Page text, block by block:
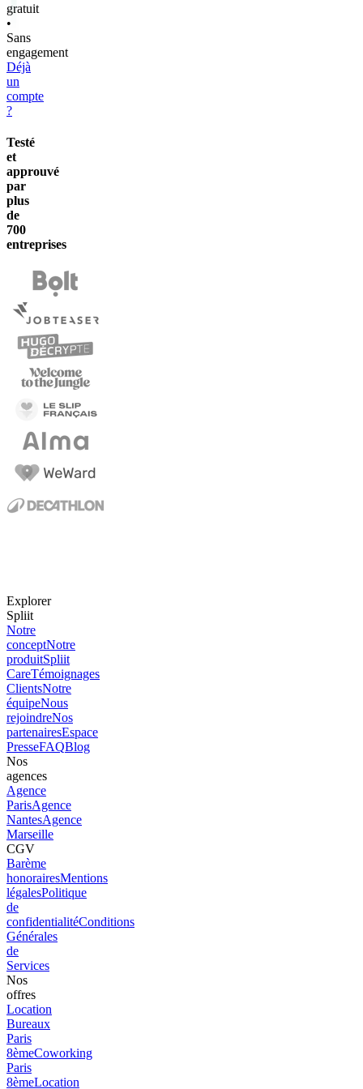
gratuit
•
️Sans
engagement
Déjà
un
compte
?
Testé
et
approuvé
par
plus
de
700
entreprises
Explorer
Spliit
Notre
conceptNotre
produitSpliit
CareTémoignages
ClientsNotre
équipeNous
rejoindreNos
partenairesEspace
PresseFAQBlog
Nos
agences
Agence
ParisAgence
NantesAgence
Marseille
CGV
Barème
honorairesMentions
légalesPolitique
de
confidentialitéConditions
Générales
de
Services
Nos
offres
Location
Bureaux
Paris
8èmeCoworking
Paris
8èmeLocation